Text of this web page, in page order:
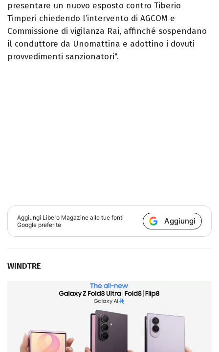
presentare un nuovo esposto contro Tiberio
Timperi chiedendo l’intervento di AGCOM e
Commissione di vigilanza Rai, affinché sospendano
il conduttore da Unomattina e adottino i dovuti
provvedimenti sanzionatori".
Aggiungi Libero Magazine alle tue fonti
Google preferite
Aggiungi
WINDTRE